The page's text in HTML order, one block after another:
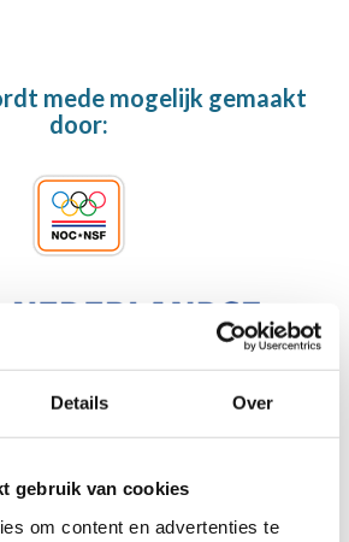
Details Over
gebruik van cookies
om content en advertenties te
mede mogelijk gemaakt
door: